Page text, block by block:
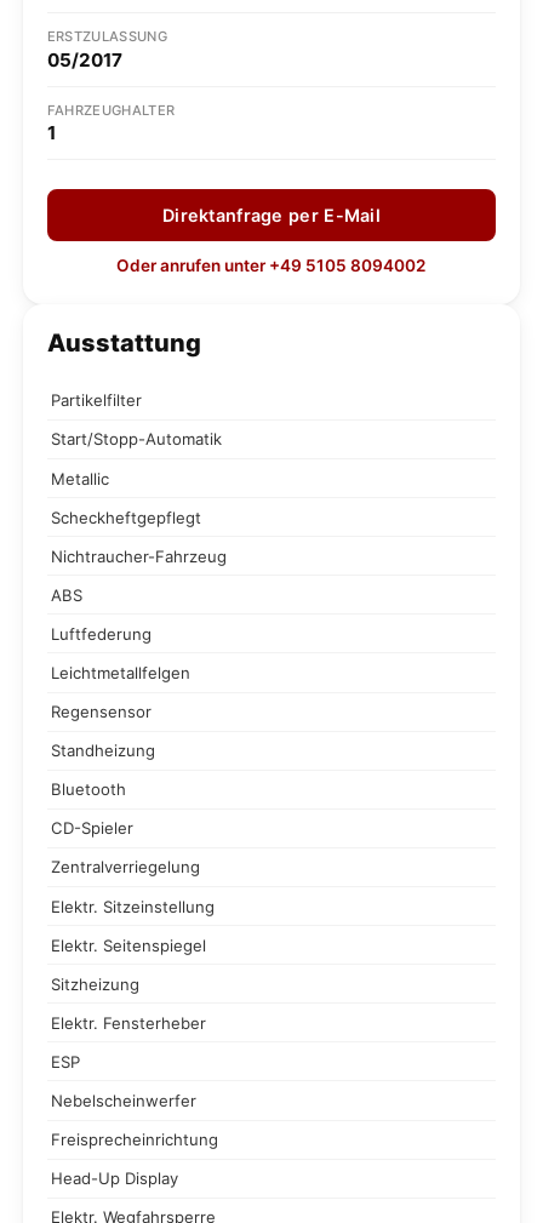
ERSTZULASSUNG
05/2017
FAHRZEUGHALTER
1
Direktanfrage per E-Mail
Oder anrufen unter +49 5105 8094002
Ausstattung
Partikelfilter
Start/Stopp-Automatik
Metallic
Scheckheftgepflegt
Nichtraucher-Fahrzeug
ABS
Luftfederung
Leichtmetallfelgen
Regensensor
Standheizung
Bluetooth
CD-Spieler
Zentralverriegelung
Elektr. Sitzeinstellung
Elektr. Seitenspiegel
Sitzheizung
Elektr. Fensterheber
ESP
Nebelscheinwerfer
Freisprecheinrichtung
Head-Up Display
Elektr. Wegfahrsperre